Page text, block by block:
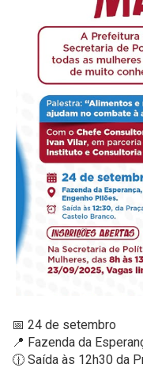
📅 24 de setembro
📍 Fazenda da
🕧 Saída às 12h30 da